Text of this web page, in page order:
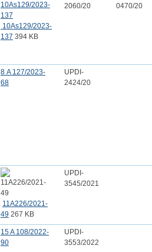
10As129/2023-
137 394 KB
2060/20
0470/20
8 A 127/2023-
68
UPDI-
2424/20
11A226/2021-
49 267 KB
UPDI-
3545/2021
15 A 108/2022-
90
UPDI-
3553/2022